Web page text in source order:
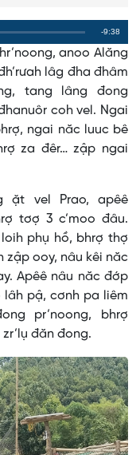
Remaining
Time
-9:38
anoo Alăng
lâg đha đhâm
tang lâng đong
coh vel. Ngai
ngai năc luuc bê
za đêr… zập ngai
ặt vel Prao, apêê
tơợ 3 c’moo đâu.
phụ hồ, bhrợ thợ
zập ooy, nâu kêi năc
Apêê nâu năc đớp
lâh pậ, cơnh pa liêm
pr’noong, bhrợ
đăn đong.